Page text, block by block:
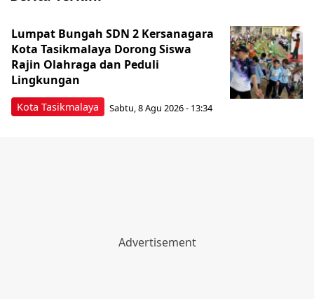
Kota Tasikmalaya
Lumpat Bungah SDN 2 Kersanagara
Kota Tasikmalaya Dorong Siswa
Rajin Olahraga dan Peduli
Lingkungan
Sabtu, 8 Agu 2026 - 13:34